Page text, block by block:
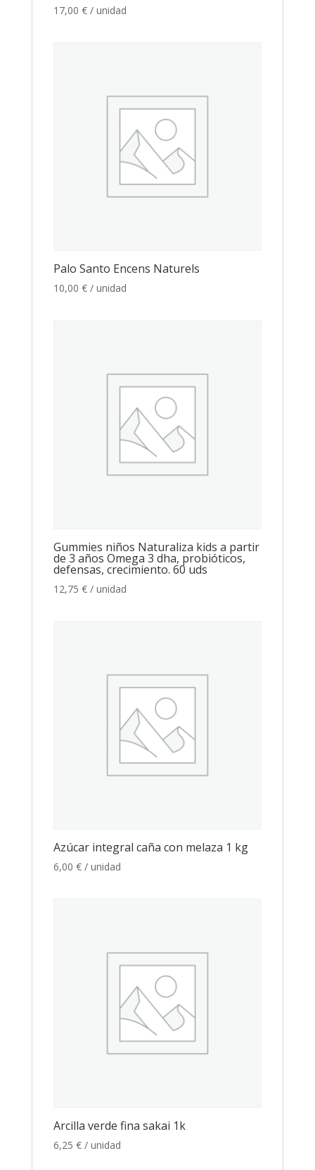
17,00 € / unidad
Palo Santo Encens Naturels
10,00 € / unidad
Gummies niños Naturaliza kids a partir
de 3 años Omega 3 dha, probióticos,
defensas, crecimiento. 60 uds
12,75 € / unidad
Azúcar integral caña con melaza 1 kg
6,00 € / unidad
Arcilla verde fina sakai 1k
6,25 € / unidad